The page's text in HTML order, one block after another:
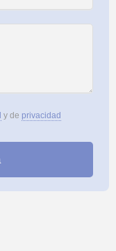
y de privacidad